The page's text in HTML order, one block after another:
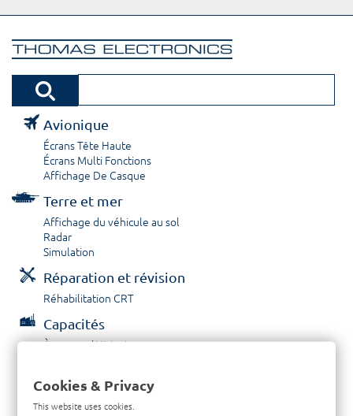
Avionique
Écrans Tête Haute
Écrans Multi Fonctions
Affichage De Casque
Terre et mer
Affichage du véhicule au sol
Radar
Simulation
Réparation et révision
Réhabilitation CRT
Capacités
À propos / Historique
Contactez nous
Cookies & Privacy
This website uses cookies.